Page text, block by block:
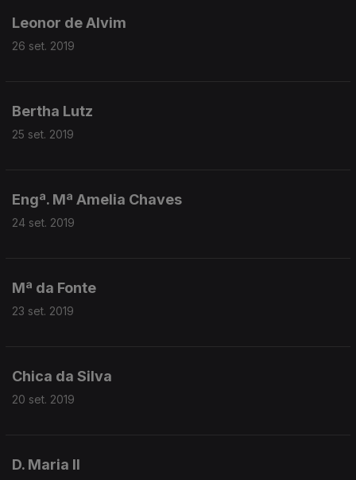
Leonor de Alvim
26 set. 2019
Bertha Lutz
25 set. 2019
Engª. Mª Amelia Chaves
24 set. 2019
Mª da Fonte
23 set. 2019
Chica da Silva
20 set. 2019
D. Maria II